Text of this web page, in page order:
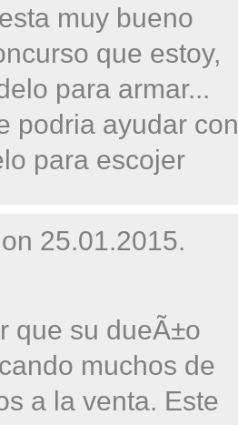
muy bueno
que estoy,
para armar...
podria ayudar con
para escojer
25.01.2015.
que su dueÃ±o
muchos de
a la venta. Este